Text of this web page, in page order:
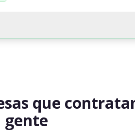
que
gente